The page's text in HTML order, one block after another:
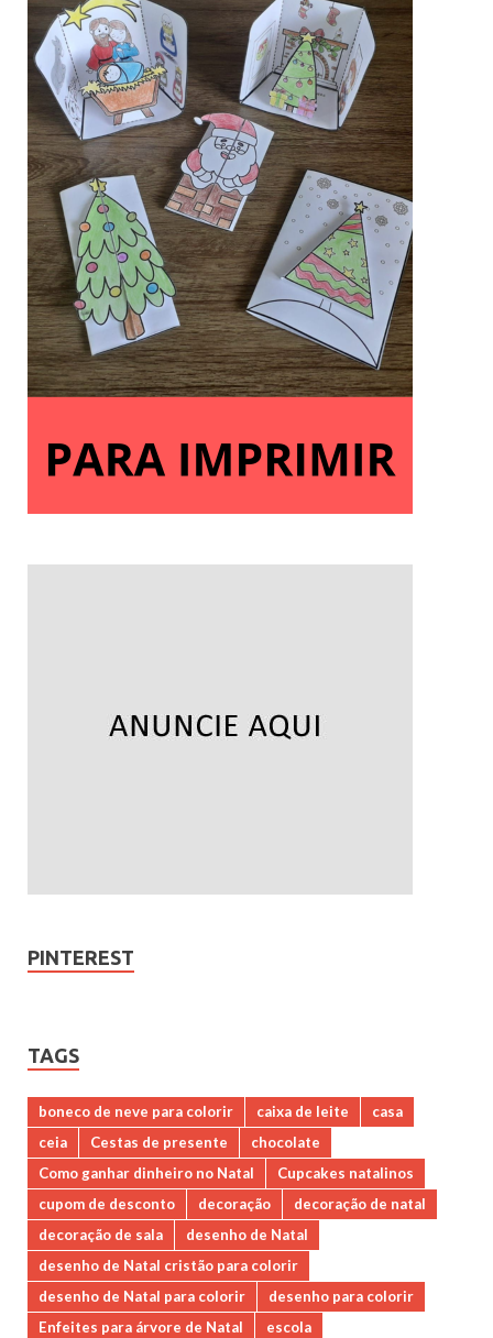
PINTEREST
TAGS
boneco de neve para colorir caixa de leite
casa
ceia
Cestas de presente
chocolate
Como ganhar dinheiro no Natal
Cupcakes natalinos
cupom de desconto
decoração
decoração de natal
decoração de sala
desenho de Natal
desenho de Natal cristão para colorir
desenho de Natal para colorir
desenho para colorir
Enfeites para árvore de Natal
escola